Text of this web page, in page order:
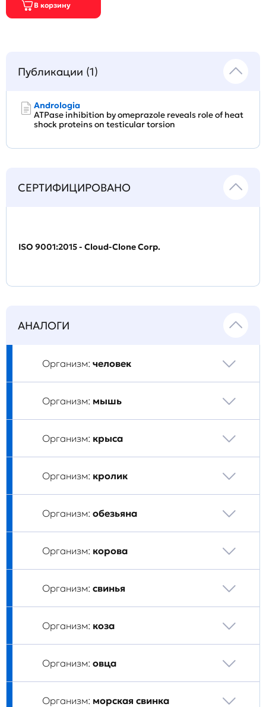
Публикации (1)
Andrologia
ATPase inhibition by omeprazole reveals role of heat
shock proteins on testicular torsion
СЕРТИФИЦИРОВАНО
ISO 9001:2015 - Cloud-Clone Corp.
АНАЛОГИ
Организм: человек
Организм: мышь
Организм: крыса
Организм: кролик
Организм: обезьяна
Организм: корова
Организм: свинья
Организм: коза
Организм: овца
Организм: морская свинка